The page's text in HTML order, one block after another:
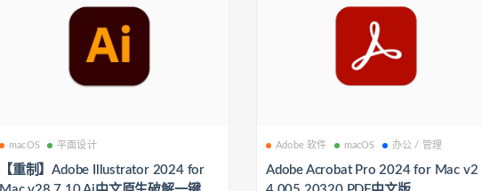
macOS 平面设计
【重制】Adobe Illustrator 2024 for
Adobe 软件 macOS 办公 / 管理
Adob​​e Acrobat Pro 2024 for Mac v2